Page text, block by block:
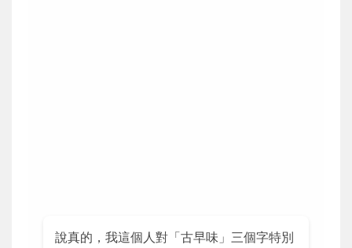
說真的，我這個人對「古早味」三個字特別